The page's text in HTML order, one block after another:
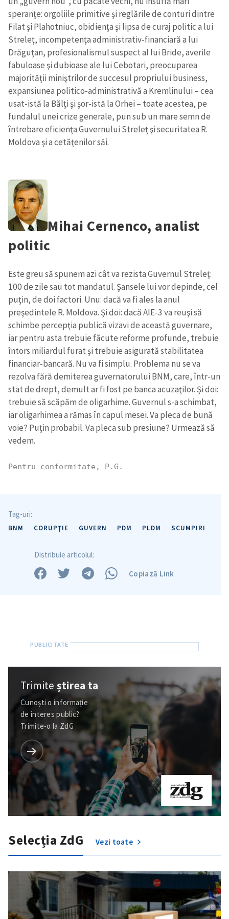
Trimite o informație
Despre ZdG
in English
на русском
speranţe: orgoliile primitive şi reglările de conturi dintre
Filat şi Plahotniuc, obidienţa şi lipsa de curaj politic a lui
Streleţ, incompetenţa administrativ-financiară a lui
Drăguţan, profesionalismul suspect al lui Bride, averile
fabuloase şi dubioase ale lui Cebotari, preocuparea
majorităţii miniştrilor de succesul propriului business,
expansiunea politico-administrativă a Kremlinului – cea
usat-istă la Bălţi şi şor-istă la Orhei – toate acestea, pe
fundalul unei crize generale, pun sub un mare semn de
întrebare eficienţa Guvernului Streleţ şi securitatea R.
Moldova şi a cetăţenilor săi.
Mihai Cernenco, analist
politic
Este greu să spunem azi cât va rezista Guvernul Streleţ:
100 de zile sau tot mandatul. Şansele lui vor depinde, cel
puţin, de doi factori. Unu: dacă va fi ales la anul
preşedintele R. Moldova. Şi doi: dacă AIE-3 va reuşi să
schimbe percepţia publică vizavi de această guvernare,
iar pentru asta trebuie făcute reforme profunde, trebuie
întors miliardul furat şi trebuie asigurată stabilitatea
financiar-bancară. Nu va fi simplu. Problema nu se va
rezolva fără demiterea guvernatorului BNM, care, într-un
stat de drept, demult ar fi fost pe banca acuzaţilor. Şi doi:
trebuie să scăpăm de oligarhime. Guvernul s-a schimbat,
iar oligarhimea a rămas în capul mesei. Va pleca de bună
voie? Puţin probabil. Va pleca sub presiune? Urmează să
vedem.
Pentru conformitate, P.G.
Tag-uri:
BNM CORUPŢIE GUVERN PDM PLDM SCUMPIRI
Distribuie articolul:
Copiază Link
Trimiteștirea ta
Cunoști o informație
de interes public?
Trimite-o la ZdG
Selecția ZdG Vezi toate
ȘTIREA MEA
Titlu știre
+ Adaugă titlu
Fotografie
+ Încarcă imagine